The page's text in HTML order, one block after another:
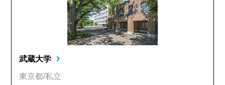
武蔵大学
東京都/私立